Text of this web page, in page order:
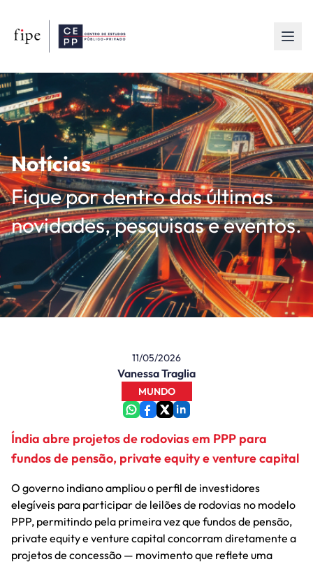
Notícias
Fique por dentro das últimas
novidades, pesquisas e eventos.
11/05/2026
Vanessa Traglia
MUNDO
Índia abre projetos de rodovias em PPP para
fundos de pensão, private equity e venture capital
O governo indiano ampliou o perfil de investidores
elegíveis para participar de leilões de rodovias no modelo
PPP, permitindo pela primeira vez que fundos de pensão,
private equity e venture capital concorram diretamente a
projetos de concessão — movimento que reflete uma